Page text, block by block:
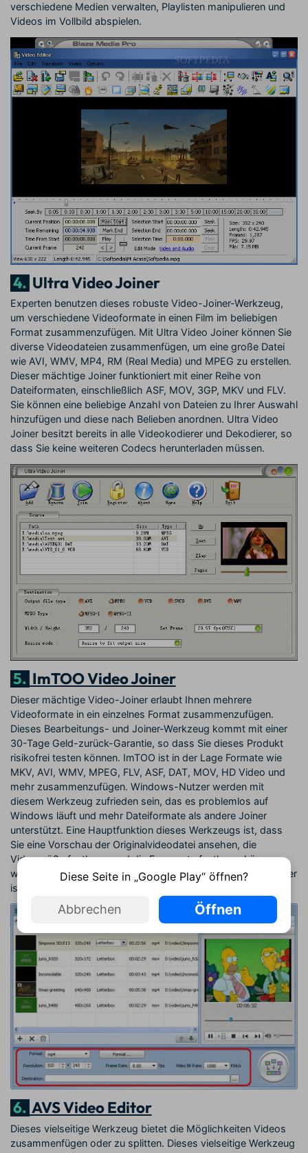
verschiedene Medien verwalten, Playlisten manipulieren und
Videos im Vollbild abspielen.
4. Ultra Video Joiner
Experten benutzen dieses robuste Video-Joiner-Werkzeug,
um verschiedene Videoformate in einen Film im beliebigen
Format zusammenzufügen. Mit Ultra Video Joiner können Sie
diverse Videodateien zusammenfügen, um eine große Datei
wie AVI, WMV, MP4, RM (Real Media) und MPEG zu erstellen.
Dieser mächtige Joiner funktioniert mit einer Reihe von
Dateiformaten, einschließlich ASF, MOV, 3GP, MKV und FLV.
Sie können eine beliebige Anzahl von Dateien zu Ihrer Auswahl
hinzufügen und diese nach Belieben anordnen. Ultra Video
Joiner besitzt bereits in alle Videokodierer und Dekodierer, so
dass Sie keine weiteren Codecs herunterladen müssen.
5. ImTOO Video Joiner
Dieser mächtige Video-Joiner erlaubt Ihnen mehrere
Videoformate in ein einzelnes Format zusammenzufügen.
Dieses Bearbeitungs- und Joiner-Werkzeug kommt mit einer
30-Tage Geld-zurück-Garantie, so dass Sie dieses Produkt
risikofrei testen können. ImTOO ist in der Lage Formate wie
MKV, AVI, WMV, MPEG, FLV, ASF, DAT, MOV, HD Video und
mehr zusammenzufügen. Windows-Nutzer werden mit
diesem Werkzeug zufrieden sein, das es problemlos auf
Windows läuft und mehr Dateiformate als andere Joiner
unterstützt. Eine Hauptfunktion dieses Werkzeugs ist, dass
Sie eine Vorschau der Originalvideodatei ansehen, die
Videogröße festlegen und die Framerate festlegen können,
was unglaublich hilfreich für erfahrene und unerfahrene Nutzer
ist. ImTOO Video Joiner ist schnell und einfach.
6. AVS Video Editor
Dieses vielseitige Werkzeug bietet die Möglichkeiten Videos
zusammenfügen oder zu splitten. Dieses vielseitige Werkzeug
Diese Seite in „Google Play“ öffnen?
Abbrechen Öffnen